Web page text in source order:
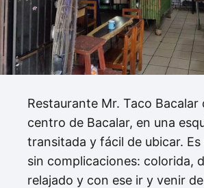
Restaurante Mr. Taco Bacalar
centro de Bacalar, en una
transitada y fácil de ubicar. Es
sin complicaciones: colorida,
relajado y con ese ir y venir